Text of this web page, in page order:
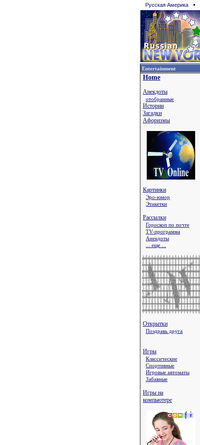
Русская Америка •
Entertainment
Home
Анекдоты
отобранные
Истории
Загадки
Афоризмы
Картинки
Эро-юмор
Этикетки
Рассылки
Гороскоп по почте
TV-программа
Анекдоты
... еще ...
Открытки
Поздравь друга
Игры
Классические
Спортивные
Игровые автоматы
Забавные
Игры на
компьютере